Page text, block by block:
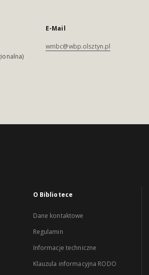
E-Mail
wmbc@wbp.olsztyn.pl
O Bibliotece
Dane kontaktowe
Regulamin
Informacje techniczne
Klauzula informacyjna RODO